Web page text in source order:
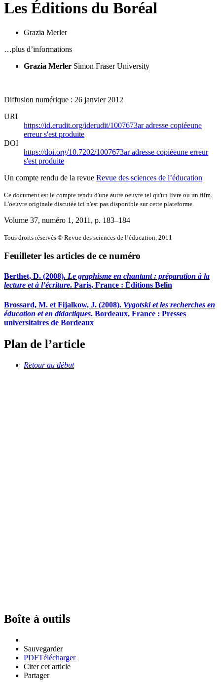
Les Éditions du Boréal
Grazia Merler
…plus d’informations
Grazia Merler Simon Fraser University
Diffusion numérique : 26 janvier 2012
URI
https://id.erudit.org/iderudit/1007673aradresse copiéeune
erreur s'est produite
DOI
https://doi.org/10.7202/1007673aradresse copiéeune erreur
s'est produite
Un compte rendu de la revue Revue des sciences de l’éducation
Ce document est le compte rendu d'une autre oeuvre tel qu'un livre ou un film.
L'oeuvre originale discutée ici n'est pas disponible sur cette plateforme.
Volume 37, numéro 1, 2011 , p. 183–184
Tous droits réservés © Revue des sciences de l’éducation, 2011
Feuilleter les articles de ce numéro
Berthet, D. (2008). Le graphisme en chantant : préparation à la
lecture et à l’écriture. Paris, France : Éditions Belin
Brossard, M. et Fijalkow, J. (2008). Vygotski et les recherches en
éducation et en didactiques. Bordeaux, France : Presses
universitaires de Bordeaux
Plan de l’article
Retour au début
Boîte à outils
Sauvegarder
PDFTélécharger
Citer cet article
Partager